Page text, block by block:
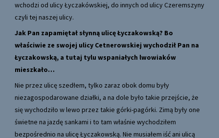
wchodzi od ulicy Łyczakówskiej, do innych od ulicy Czeremszyny
czyli tej naszej ulicy.
Jak Pan zapamiętał słynną ulicę Łyczakowską? Bo
właściwie ze swojej ulicy Cetnerowskiej wychodził Pan na
Łyczakowską, a tutaj tylu wspaniałych lwowiaków
mieszkało…
Nie przez ulicę szedłem, tylko zaraz obok domu były
niezagospodarowane działki, a na dole było takie przejście, że
się wychodziło w lewo przez takie górki-pagórki. Zimą były one
świetne na jazdę sankami i to tam właśnie wychodziłem
bezpośrednio na ulicę Łyczakowską. Nie musiałem iść ani ulicą